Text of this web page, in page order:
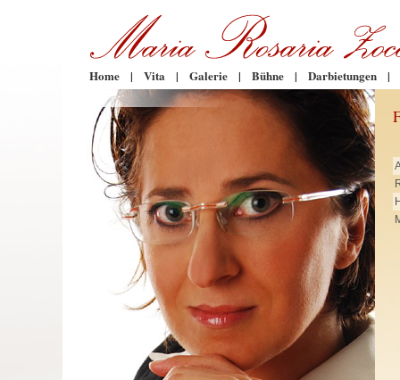
Home | Vita | Galerie | Bühne | Darbietungen |